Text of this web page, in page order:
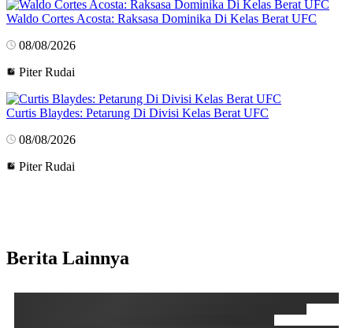
Waldo Cortes Acosta: Raksasa Dominika Di Kelas Berat UFC
08/08/2026
Piter Rudai
Curtis Blaydes: Petarung Di Divisi Kelas Berat UFC
08/08/2026
Piter Rudai
Berita Lainnya